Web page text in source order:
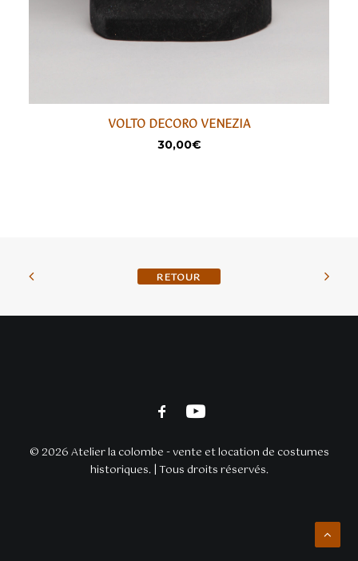
VOLTO DECORO VENEZIA
30,00€
BACK TO SHOP
© 2026 Atelier la colombe - vente et location de costumes
historiques. | Tous droits réservés.